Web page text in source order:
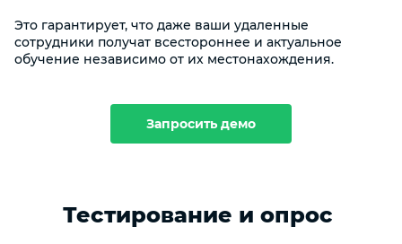
Это гарантирует, что даже ваши удаленные
сотрудники получат всестороннее и актуальное
обучение независимо от их местонахождения.
Запросить демо
Тестирование и опрос